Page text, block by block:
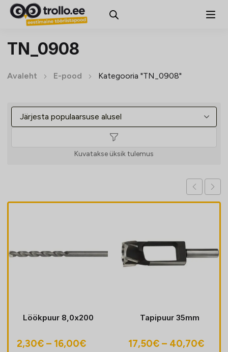
TN_0908
Avaleht E-pood Kategooria "TN_0908"
Kuvatakse üksik tulemus
Löökpuur 8,0x200
2,30€ – 16,00€Hinnavahemik:
Tapipuur 35mm
17,50€ – 40,70€